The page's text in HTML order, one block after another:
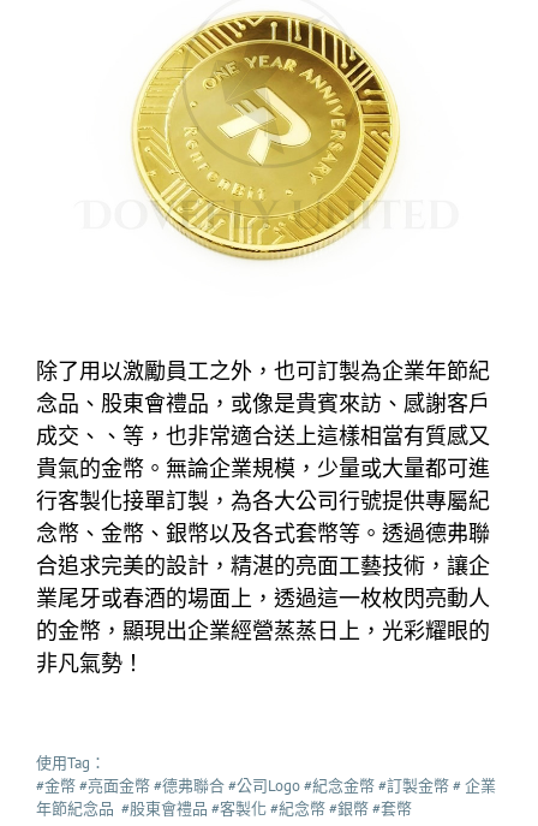
除了用以激勵員工之外，也可訂製為企業年節紀
念品、股東會禮品，或像是貴賓來訪、感謝客戶
成交、、等，也非常適合送上這樣相當有質感又
貴氣的金幣。無論企業規模，少量或大量都可進
行客製化接單訂製，為各大公司行號提供專屬紀
念幣、金幣、銀幣以及各式套幣等。透過德弗聯
合追求完美的設計，精湛的亮面工藝技術，讓企
業尾牙或春酒的場面上，透過這一枚枚閃亮動人
的金幣，顯現出企業經營蒸蒸日上，光彩耀眼的
非凡氣勢！
使用Tag：
#金幣 #亮面金幣 #德弗聯合 #公司Logo #紀念金幣 #訂製金幣 # 企業
年節紀念品 #股東會禮品 #客製化 #紀念幣 #銀幣 #套幣